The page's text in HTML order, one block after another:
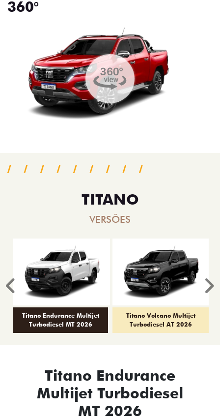
360°
TITANO
VERSÕES
Titano Endurance Multijet
Turbodiesel MT 2026
Titano Volcano Multijet
Turbodiesel AT 2026
Anterior
Titano Endurance
Multijet Turbodiesel
MT 2026